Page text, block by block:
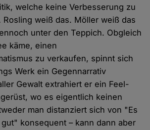
welche keine Verbesserung zu
weiß das. Möller weiß das
unter den Teppich. Obgleich
käme, einen
zu verkaufen, spinnt sich
Werk ein Gegennarrativ
Gewalt extrahiert er ein Feel-
wo es eigentlich keinen
man distanziert sich von "Es
konsequent – kann dann aber